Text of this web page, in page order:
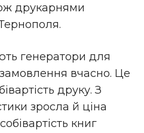
друкарнями
генератори для
вчасно. Це
друку. З
зросла й ціна
книг